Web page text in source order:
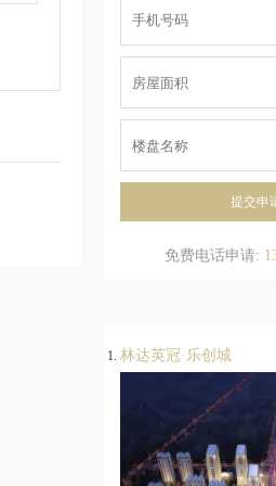
提交申
免费电话申请:
林达英冠·乐创城